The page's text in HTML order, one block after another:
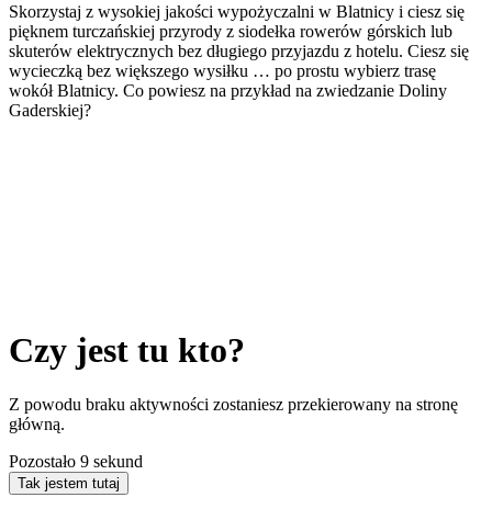
Skorzystaj z wysokiej jakości wypożyczalni w Blatnicy i ciesz się
pięknem turczańskiej przyrody z siodełka rowerów górskich lub
skuterów elektrycznych bez długiego przyjazdu z hotelu. Ciesz się
wycieczką bez większego wysiłku … po prostu wybierz trasę
wokół Blatnicy. Co powiesz na przykład na zwiedzanie Doliny
Gaderskiej?
Czy jest tu kto?
Z powodu braku aktywności zostaniesz przekierowany na stronę
główną.
Pozostało 9 sekund
Tak jestem tutaj